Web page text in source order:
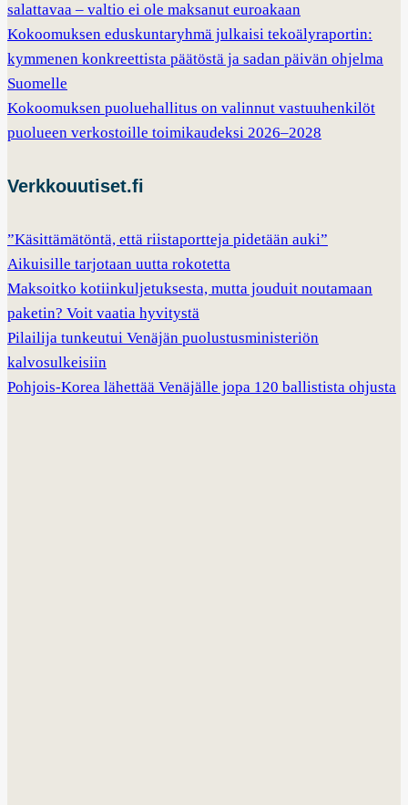
salattavaa – valtio ei ole maksanut euroakaan
Kokoomuksen eduskuntaryhmä julkaisi tekoälyraportin:
kymmenen konkreettista päätöstä ja sadan päivän ohjelma
Suomelle
Kokoomuksen puoluehallitus on valinnut vastuuhenkilöt
puolueen verkostoille toimikaudeksi 2026–2028
Verkkouutiset.fi
”Käsittämätöntä, että riistaportteja pidetään auki”
Aikuisille tarjotaan uutta rokotetta
Maksoitko kotiinkuljetuksesta, mutta jouduit noutamaan
paketin? Voit vaatia hyvitystä
Pilailija tunkeutui Venäjän puolustusministeriön
kalvosulkeisiin
Pohjois-Korea lähettää Venäjälle jopa 120 ballistista ohjusta